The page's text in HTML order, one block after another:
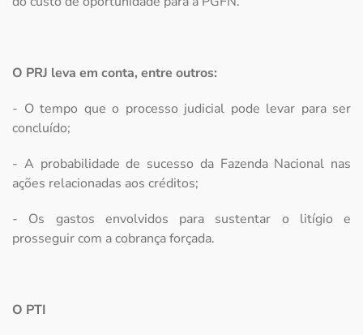
O PRJ leva em conta, entre outros:
- O tempo que o processo judicial pode levar para ser
concluído;
- A probabilidade de sucesso da Fazenda Nacional nas
ações relacionadas aos créditos;
- Os gastos envolvidos para sustentar o litígio e
prosseguir com a cobrança forçada.
O PTI